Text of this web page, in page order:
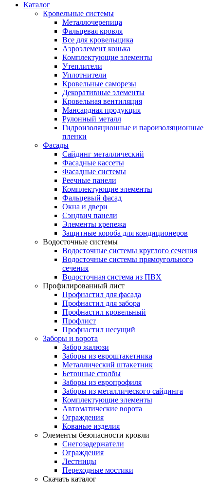
Каталог
Кровельные системы
Металлочерепица
Фальцевая кровля
Все для кровельщика
Аэроэлемент конька
Комплектующие элементы
Утеплители
Уплотнители
Кровельные саморезы
Декоративные элементы
Кровельная вентиляция
Мансардная продукция
Рулонный металл
Гидроизоляционные и пароизоляционные
пленки
Фасады
Сайдинг металлический
Фасадные кассеты
Фасадные системы
Реечные панели
Комплектующие элементы
Фальцевый фасад
Окна и двери
Сэндвич панели
Элементы крепежа
Защитные короба для кондиционеров
Водосточные системы
Водосточные системы круглого сечения
Водосточные системы прямоугольного
сечения
Водосточная система из ПВХ
Профилированный лист
Профнастил для фасада
Профнастил для забора
Профнастил кровельный
Профлист
Профнастил несущий
Заборы и ворота
Забор жалюзи
Заборы из евроштакетника
Металлический штакетник
Бетонные столбы
Заборы из европрофиля
Заборы из металлического сайдинга
Комплектующие элементы
Автоматические ворота
Ограждения
Кованые изделия
Элементы безопасности кровли
Снегозадержатели
Ограждения
Лестницы
Переходные мостики
Скачать каталог